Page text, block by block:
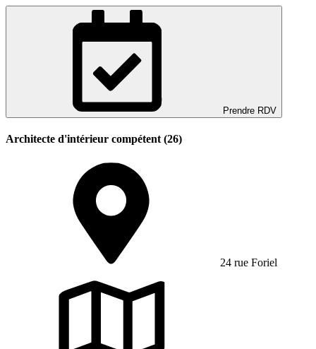
Prendre RDV
Architecte d'intérieur compétent (26)
24 rue Foriel